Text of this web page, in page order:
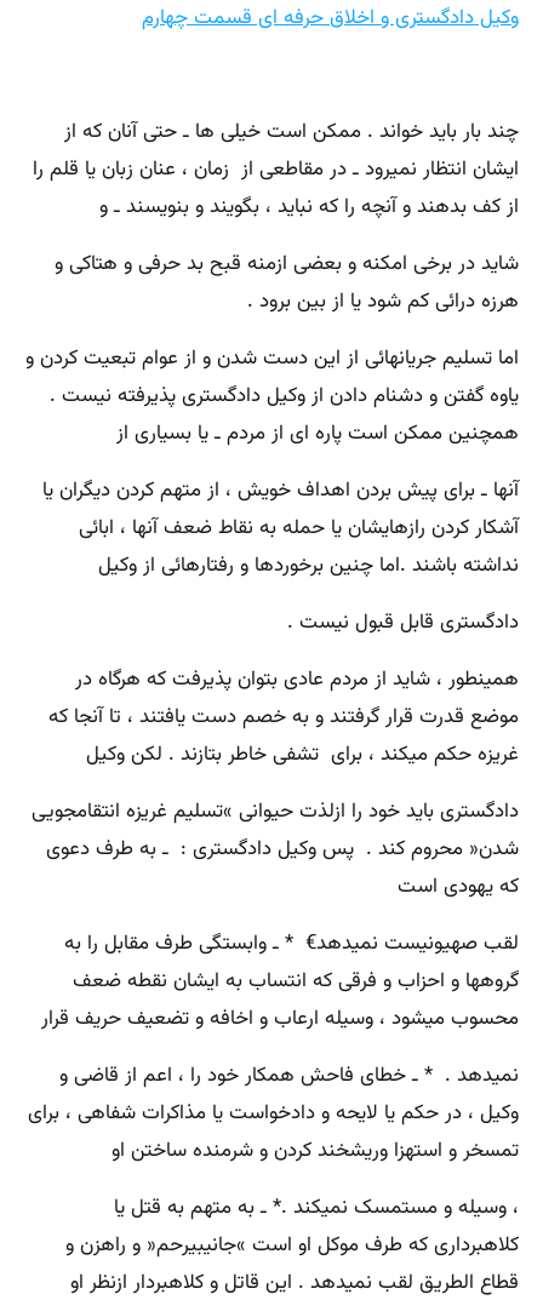
وکیل دادگستری و اخلاق حرفه ای قسمت چهارم
چند بار باید خواند . ممکن است خیلی ها ـ حتی آنان که از
ایشان انتظار نمیرود ـ در مقاطعی از زمان ، عنان زبان یا قلم را
از کف بدهند و آنچه را که نباید ، بگویند و بنویسند ـ و
شاید در برخی امکنه و بعضی ازمنه قبح بد حرفی و هتاکی و
هرزه درائی کم شود یا از بین برود .
اما تسلیم جریانهائی از این دست شدن و از عوام تبعیت کردن و
یاوه گفتن و دشنام دادن از وکیل دادگستری پذیرفته نیست .
همچنین ممکن است پاره ای از مردم ـ یا بسیاری از
آنها ـ برای پیش بردن اهداف خویش ، از متهم کردن دیگران یا
آشکار کردن رازهایشان یا حمله به نقاط ضعف آنها ، ابائی
نداشته باشند .اما چنین برخوردها و رفتارهائی از وکیل
دادگستری قابل قبول نیست .
همینطور ، شاید از مردم عادی بتوان پذیرفت که هرگاه در
موضع قدرت قرار گرفتند و به خصم دست یافتند ، تا آنجا که
غریزه حکم میکند ، برای تشفی خاطر بتازند . لکن وکیل
دادگستری باید خود را ازلذت حیوانی »تسلیم غریزه انتقامجویی
شدن« محروم کند . پس وکیل دادگستری : ـ به طرف دعوی
که یهودی است
لقب صهیونیست نمیدهد€ * ـ وابستگی طرف مقابل را به
گروهها و احزاب و فرقی که انتساب به ایشان نقطه ضعف
محسوب میشود ، وسیله ارعاب و اخافه و تضعیف حریف قرار
نمیدهد . * ـ خطای فاحش همکار خود را ، اعم از قاضی و
وکیل ، در حکم یا لایحه و دادخواست یا مذاکرات شفاهی ، برای
تمسخر و استهزا وریشخند کردن و شرمنده ساختن او
، وسیله و مستمسک نمیکند .* ـ به متهم به قتل یا
کلاهبرداری که طرف موکل او است »جانیبیرحم« و راهزن و
قطاع الطریق لقب نمیدهد . این قاتل و کلاهبردار ازنظر او